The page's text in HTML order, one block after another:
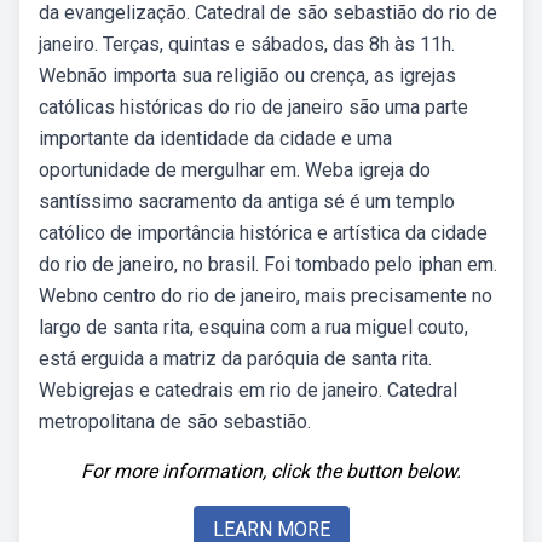
da evangelização. Catedral de são sebastião do rio de
janeiro. Terças, quintas e sábados, das 8h às 11h.
Webnão importa sua religião ou crença, as igrejas
católicas históricas do rio de janeiro são uma parte
importante da identidade da cidade e uma
oportunidade de mergulhar em. Weba igreja do
santíssimo sacramento da antiga sé é um templo
católico de importância histórica e artística da cidade
do rio de janeiro, no brasil. Foi tombado pelo iphan em.
Webno centro do rio de janeiro, mais precisamente no
largo de santa rita, esquina com a rua miguel couto,
está erguida a matriz da paróquia de santa rita.
Webigrejas e catedrais em rio de janeiro. Catedral
metropolitana de são sebastião.
For more information, click the button below.
LEARN MORE